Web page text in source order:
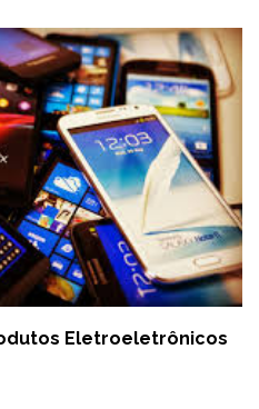
Eletroeletrônicos